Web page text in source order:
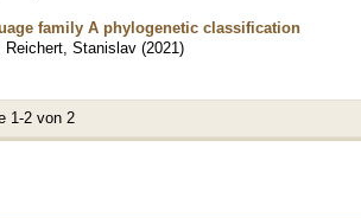
family A phylogenetic classification
Reichert, Stanislav (2021)
1-2 von 2